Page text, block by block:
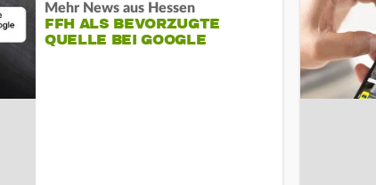
Mehr News aus Hessen
FFH ALS BEVORZUGTE
QUELLE BEI GOOGLE